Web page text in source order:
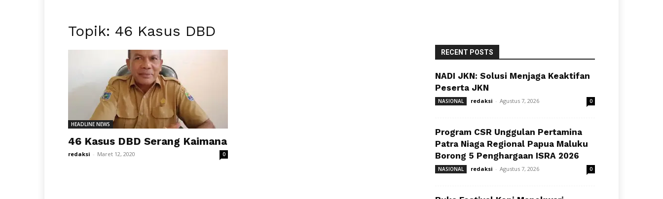
Topik: 46 Kasus DBD
HEADLINE NEWS
46 Kasus DBD Serang Kaimana
redaksi - Maret 12, 2020 0
RECENT POSTS
NADI JKN: Solusi Menjaga Keaktifan
Peserta JKN
NASIONAL redaksi - Agustus 7, 2026 0
Program CSR Unggulan Pertamina
Patra Niaga Regional Papua Maluku
Borong 5 Penghargaan ISRA 2026
NASIONAL redaksi - Agustus 7, 2026 0